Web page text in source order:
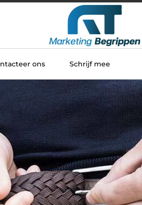
ons Schrijf mee